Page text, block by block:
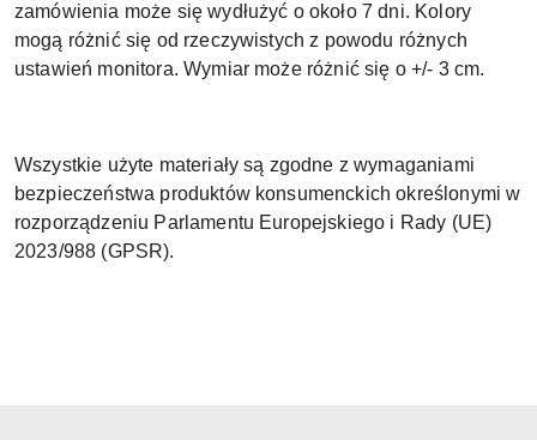
zamówienia może się wydłużyć o około 7 dni. Kolory
mogą różnić się od rzeczywistych z powodu różnych
ustawień monitora. Wymiar może różnić się o +/- 3 cm.
Wszystkie użyte materiały są zgodne z wymaganiami
bezpieczeństwa produktów konsumenckich określonymi w
rozporządzeniu Parlamentu Europejskiego i Rady (UE)
2023/988 (GPSR).